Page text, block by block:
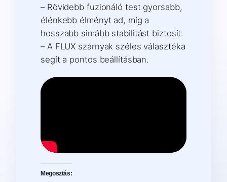
– Rövidebb fuzionáló test gyorsabb,
élénkebb élményt ad, míg a
hosszabb simább stabilitást biztosít.
– A FLUX szárnyak széles választéka
segít a pontos beállításban.
Megosztás: